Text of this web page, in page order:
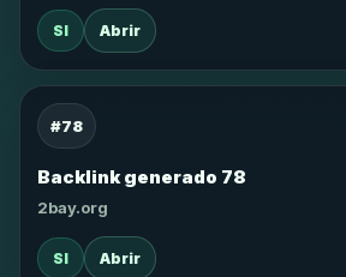
SI Abrir
#78
Backlink generado 78
2bay.org
SI Abrir